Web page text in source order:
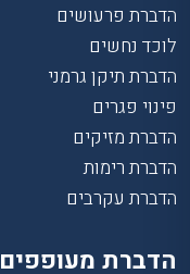
הדברת פרעושים
לוכד נחשים
הדברת תיקן גרמני
פינוי פגרים
הדברת מזיקים
הדברת רימות
הדברת עקרבים
הדברת מעופפים